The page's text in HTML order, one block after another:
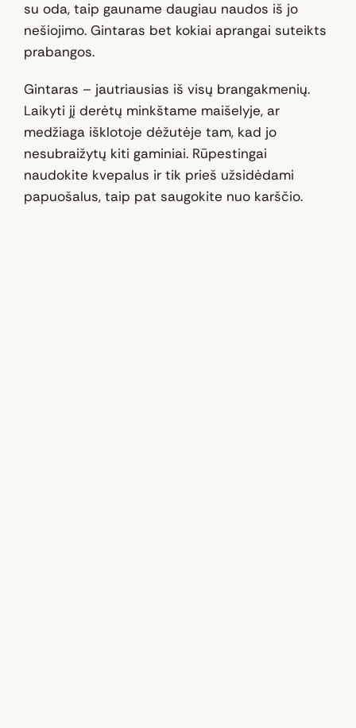
su oda, taip gauname daugiau naudos iš jo
nešiojimo. Gintaras bet kokiai aprangai suteikts
prabangos.
Gintaras – jautriausias iš visų brangakmenių.
Laikyti jį derėtų minkštame maišelyje, ar
medžiaga išklotoje dėžutėje tam, kad jo
nesubraižytų kiti gaminiai. Rūpestingai
naudokite kvepalus ir tik prieš užsidėdami
papuošalus, taip pat saugokite nuo karščio.